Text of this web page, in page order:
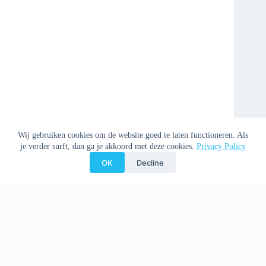
Wij gebruiken cookies om de website goed te laten functioneren. Als
je verder surft, dan ga je akkoord met deze cookies. Privacy Policy
OK Decline